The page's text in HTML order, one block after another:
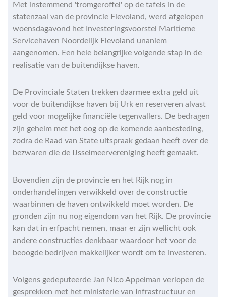
Met instemmend 'tromgeroffel' op de tafels in de
statenzaal van de provincie Flevoland, werd afgelopen
woensdagavond het Investeringsvoorstel Maritieme
Servicehaven Noordelijk Flevoland unaniem
aangenomen. Een hele belangrijke volgende stap in de
realisatie van de buitendijkse haven.
De Provinciale Staten trekken daarmee extra geld uit
voor de buitendijkse haven bij Urk en reserveren alvast
geld voor mogelijke financiële tegenvallers. De bedragen
zijn geheim met het oog op de komende aanbesteding,
zodra de Raad van State uitspraak gedaan heeft over de
bezwaren die de IJsselmeervereniging heeft gemaakt.
Bovendien zijn de provincie en het Rijk nog in
onderhandelingen verwikkeld over de constructie
waarbinnen de haven ontwikkeld moet worden. De
gronden zijn nu nog eigendom van het Rijk. De provincie
kan dat in erfpacht nemen, maar er zijn wellicht ook
andere constructies denkbaar waardoor het voor de
beoogde bedrijven makkelijker wordt om te investeren.
Volgens gedeputeerde Jan Nico Appelman verlopen de
gesprekken met het ministerie van Infrastructuur en